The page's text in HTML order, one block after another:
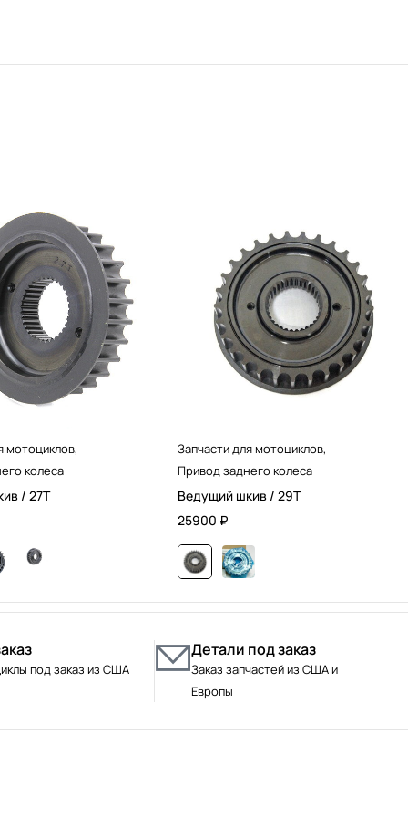
мотоциклов,
колеса
/ 27T
Запчасти для мотоциклов,
Привод заднего колеса
Ведущий шкив / 29T
25900 ₽
под заказ из США
Детали под заказ
Заказ запчастей из США и
Европы